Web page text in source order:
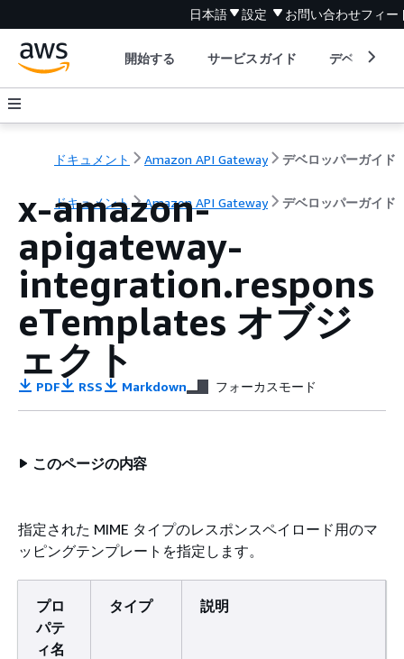
日本語 設定 お問い合わせフィー
開始する サービスガイド デベロッパ
ドキュメント Amazon API Gateway デベロッパーガイド
ドキュメント Amazon API Gateway デベロッパーガイド
x-amazon-
apigateway-
integration.respons
eTemplates オブジ
ェクト
PDF RSS Markdown フォーカスモード
このページの内容
指定された MIME タイプのレスポンスペイロード用のマ
ッピングテンプレートを指定します。
プロ
パテ
ィ名
タイプ 説明